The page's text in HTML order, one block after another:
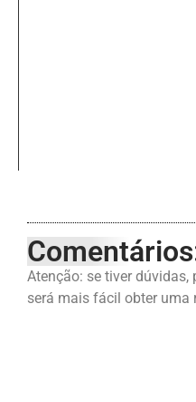
Atenção: se tiver
será mais fácil obter uma